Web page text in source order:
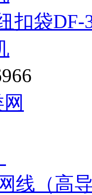
扣袋DF-
线（高